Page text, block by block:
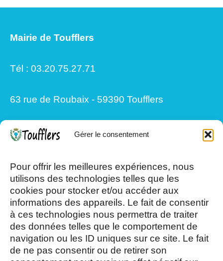
Gérer le consentement
Pour offrir les meilleures expériences, nous
utilisons des technologies telles que les
cookies pour stocker et/ou accéder aux
informations des appareils. Le fait de consentir
à ces technologies nous permettra de traiter
des données telles que le comportement de
navigation ou les ID uniques sur ce site. Le fait
de ne pas consentir ou de retirer son
Mairie de Toufflers
Tél : 03.20.75.27.71
63 rue de Roubaix - 59390 Toufflers
13h30/17h15
Mercredi et Samedi : 8h- 12h